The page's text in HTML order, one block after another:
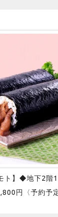
ト】◆地下2階
円〈予約予